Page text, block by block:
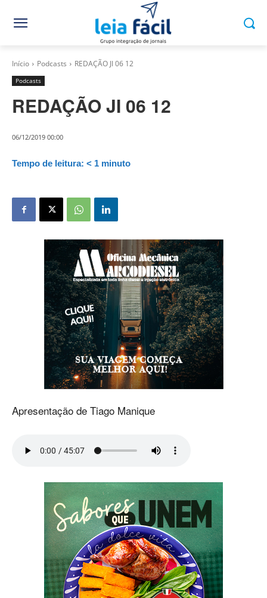
Início Podcasts REDAÇÃO JI 06 12
Podcasts
REDAÇÃO JI 06 12
06/12/2019 00:00
Tempo de leitura: < 1 minuto
Apresentação de Tiago Manique